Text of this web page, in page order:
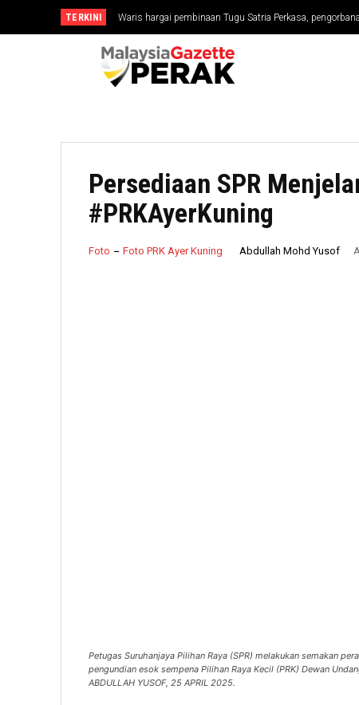
TERKINI MGPerak: Jelajah 1 Rumah 1 Jalur Gemilang Semarak
Persediaan SPR
#PRKAyerKuning
Foto Foto PRK Ayer Kuning Abdullah Mohd Yusof
Petugas Suruhanjaya Pilihan Raya (SPR) melakukan semakan
pengundian esok sempena Pilihan Raya Kecil (PRK) Dewan
ABDULLAH YUSOF, 25 APRIL 2025.